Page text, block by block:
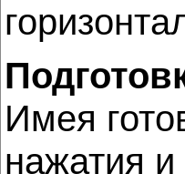
Имея
нажатия